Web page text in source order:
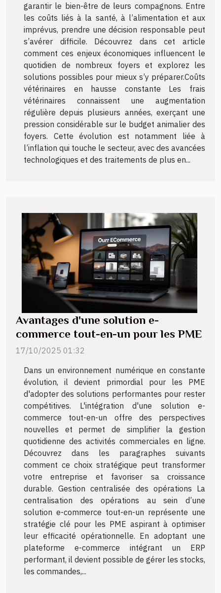
garantir le bien-être de leurs compagnons. Entre
les coûts liés à la santé, à l’alimentation et aux
imprévus, prendre une décision responsable peut
s’avérer difficile. Découvrez dans cet article
comment ces enjeux économiques influencent le
quotidien de nombreux foyers et explorez les
solutions possibles pour mieux s’y préparer.Coûts
vétérinaires en hausse constante Les frais
vétérinaires connaissent une augmentation
régulière depuis plusieurs années, exerçant une
pression considérable sur le budget animalier des
foyers. Cette évolution est notamment liée à
l’inflation qui touche le secteur, avec des avancées
technologiques et des traitements de plus en...
Avantages d'une solution e-
commerce tout-en-un pour les PME
17/10/2025 01:32
Dans un environnement numérique en constante
évolution, il devient primordial pour les PME
d'adopter des solutions performantes pour rester
compétitives. L'intégration d'une solution e-
commerce tout-en-un offre des perspectives
nouvelles et permet de simplifier la gestion
quotidienne des activités commerciales en ligne.
Découvrez dans les paragraphes suivants
comment ce choix stratégique peut transformer
votre entreprise et favoriser sa croissance
durable. Gestion centralisée des opérations La
centralisation des opérations au sein d’une
solution e-commerce tout-en-un représente une
stratégie clé pour les PME aspirant à optimiser
leur efficacité opérationnelle. En adoptant une
plateforme e-commerce intégrant un ERP
performant, il devient possible de gérer les stocks,
les commandes,...